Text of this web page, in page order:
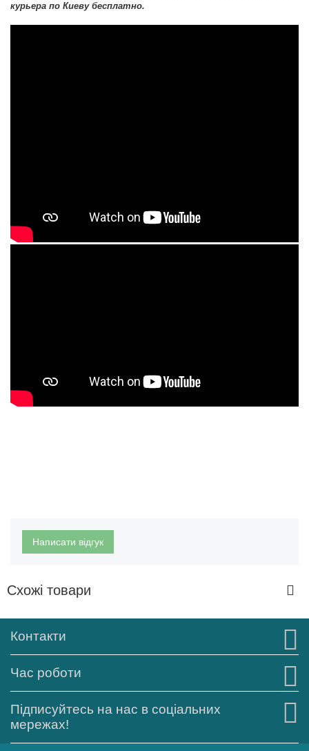
курьера по Киеву бесплатно.
Написати відгук
Схожі товари
Контакти
Час роботи
Підписуйтесь на нас в соціальних
мережах!